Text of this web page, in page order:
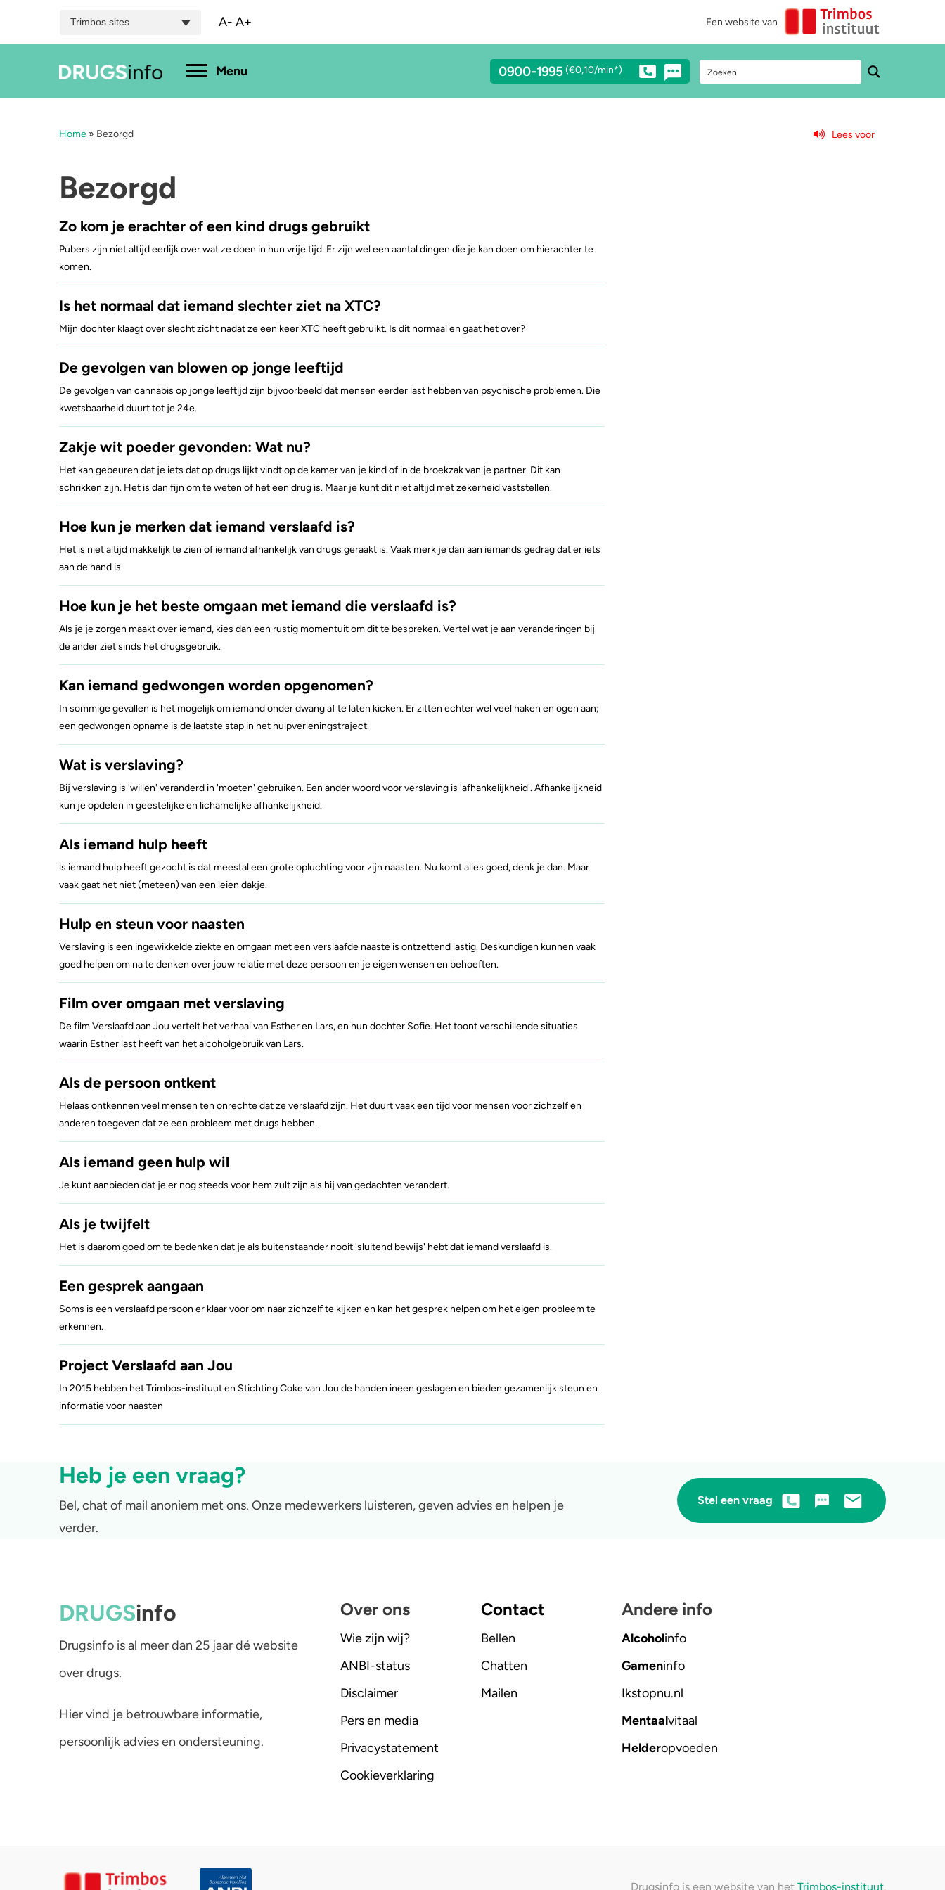
Trimbos sites A- A+ Een website van
MenuHoofdmenu 0900-1995 (€0,10/min*)
Menu
Bekijk alle drugs
Cannabis
XTC / MDMA
Cocaïne
3-MMC
GHB
Paddo’s en truffels
Ketamine
Ayahuasca
Heroïne
Crack
Aantoonbaarheid
Zwangerschap
Combinaties & medicijnen
Zorgen om iemand
Verkeer
Check je gebruik
Stel een vraag
Home » Bezorgd Lees voor
Bezorgd
Zo kom je erachter of een kind drugs gebruikt
Pubers zijn niet altijd eerlijk over wat ze doen in hun vrije tijd. Er zijn wel een aantal dingen die je kan doen om hierachter te
komen.
Is het normaal dat iemand slechter ziet na XTC?
Mijn dochter klaagt over slecht zicht nadat ze een keer XTC heeft gebruikt. Is dit normaal en gaat het over?
De gevolgen van blowen op jonge leeftijd
De gevolgen van cannabis op jonge leeftijd zijn bijvoorbeeld dat mensen eerder last hebben van psychische problemen. Die
kwetsbaarheid duurt tot je 24e.
Zakje wit poeder gevonden: Wat nu?
Het kan gebeuren dat je iets dat op drugs lijkt vindt op de kamer van je kind of in de broekzak van je partner. Dit kan
schrikken zijn. Het is dan fijn om te weten of het een drug is. Maar je kunt dit niet altijd met zekerheid vaststellen.
Hoe kun je merken dat iemand verslaafd is?
Het is niet altijd makkelijk te zien of iemand afhankelijk van drugs geraakt is. Vaak merk je dan aan iemands gedrag dat er iets
aan de hand is.
Hoe kun je het beste omgaan met iemand die verslaafd is?
Als je je zorgen maakt over iemand, kies dan een rustig momentuit om dit te bespreken. Vertel wat je aan veranderingen bij
de ander ziet sinds het drugsgebruik.
Kan iemand gedwongen worden opgenomen?
In sommige gevallen is het mogelijk om iemand onder dwang af te laten kicken. Er zitten echter wel veel haken en ogen aan;
een gedwongen opname is de laatste stap in het hulpverleningstraject.
Wat is verslaving?
Bij verslaving is 'willen' veranderd in 'moeten' gebruiken. Een ander woord voor verslaving is 'afhankelijkheid'. Afhankelijkheid
kun je opdelen in geestelijke en lichamelijke afhankelijkheid.
Als iemand hulp heeft
ls iemand hulp heeft gezocht is dat meestal een grote opluchting voor zijn naasten. Nu komt alles goed, denk je dan. Maar
vaak gaat het niet (meteen) van een leien dakje.
Hulp en steun voor naasten
Verslaving is een ingewikkelde ziekte en omgaan met een verslaafde naaste is ontzettend lastig. Deskundigen kunnen vaak
goed helpen om na te denken over jouw relatie met deze persoon en je eigen wensen en behoeften.
Film over omgaan met verslaving
De film Verslaafd aan Jou vertelt het verhaal van Esther en Lars, en hun dochter Sofie. Het toont verschillende situaties
waarin Esther last heeft van het alcoholgebruik van Lars.
Als de persoon ontkent
Helaas ontkennen veel mensen ten onrechte dat ze verslaafd zijn. Het duurt vaak een tijd voor mensen voor zichzelf en
anderen toegeven dat ze een probleem met drugs hebben.
Als iemand geen hulp wil
Je kunt aanbieden dat je er nog steeds voor hem zult zijn als hij van gedachten verandert.
Als je twijfelt
Het is daarom goed om te bedenken dat je als buitenstaander nooit 'sluitend bewijs' hebt dat iemand verslaafd is.
Een gesprek aangaan
Soms is een verslaafd persoon er klaar voor om naar zichzelf te kijken en kan het gesprek helpen om het eigen probleem te
erkennen.
Project Verslaafd aan Jou
In 2015 hebben het Trimbos-instituut en Stichting Coke van Jou de handen ineen geslagen en bieden gezamenlijk steun en
informatie voor naasten
Heb je een vraag?
Bel, chat of mail anoniem met ons. Onze medewerkers luisteren, geven advies en helpen je
verder.
Stel een vraag
DRUGSinfo
Drugsinfo is al meer dan 25 jaar dé website
over drugs.
Hier vind je betrouwbare informatie,
persoonlijk advies en ondersteuning.
Over ons
Wie zijn wij?
ANBI-status
Disclaimer
Pers en media
Privacystatement
Cookieverklaring
Contact
Bellen
Chatten
Mailen
Andere info
Alcoholinfo
Gameninfo
Ikstopnu.nl
Mentaalvitaal
Helderopvoeden
Drugsinfo is een website van het Trimbos-instituut.